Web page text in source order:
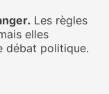
Les règles
elles
débat politique.